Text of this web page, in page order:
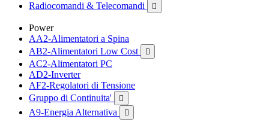
Radiocomandi & Telecomandi 
Power
AA2-Alimentatori a Spina
AB2-Alimentatori Low Cost

AC2-Alimentatori PC
AD2-Inverter
AF2-Regolatori di Tensione
Gruppo di Continuita'

A9-Energia Alternativa 